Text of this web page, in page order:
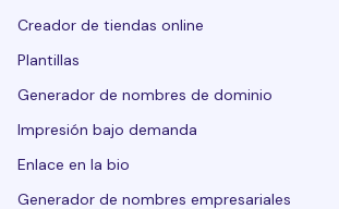
Creador de tiendas online
Plantillas
Generador de nombres de dominio
Impresión bajo demanda
Enlace en la bio
Generador de nombres empresariales